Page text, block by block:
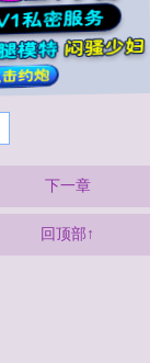
下一章
回顶部↑